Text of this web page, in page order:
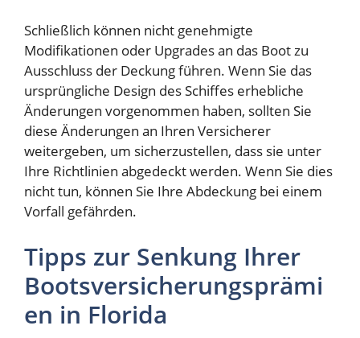
Schließlich können nicht genehmigte
Modifikationen oder Upgrades an das Boot zu
Ausschluss der Deckung führen. Wenn Sie das
ursprüngliche Design des Schiffes erhebliche
Änderungen vorgenommen haben, sollten Sie
diese Änderungen an Ihren Versicherer
weitergeben, um sicherzustellen, dass sie unter
Ihre Richtlinien abgedeckt werden. Wenn Sie dies
nicht tun, können Sie Ihre Abdeckung bei einem
Vorfall gefährden.
Tipps zur Senkung Ihrer
Bootsversicherungsprämi
en in Florida